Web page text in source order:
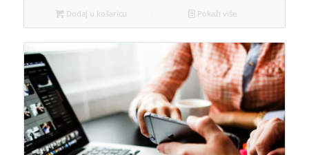
Dodaj u košaricu Pokaži više